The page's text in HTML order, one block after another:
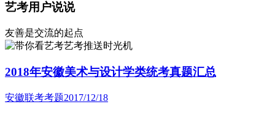
艺考用户说说
友善是交流的起点
艺考推送时光机
2018年安徽美术与设计学类统考真题汇总
安徽联考考题2017/12/18